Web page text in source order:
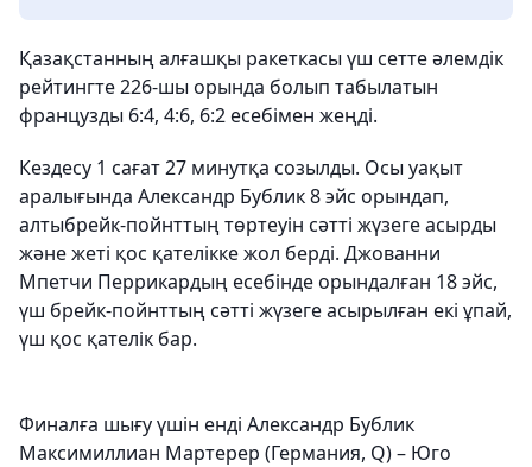
Қазақстанның алғашқы ракеткасы үш сетте әлемдік
рейтингте 226-шы орында болып табылатын
французды 6:4, 4:6, 6:2 есебімен жеңді.
Кездесу 1 сағат 27 минутқа созылды. Осы уақыт
аралығында Александр Бублик 8 эйс орындап,
алтыбрейк-пойнттың төртеуін сәтті жүзеге асырды
және жеті қос қателікке жол берді. Джованни
Мпетчи Перрикардың есебінде орындалған 18 эйс,
үш брейк-пойнттың сәтті жүзеге асырылған екі ұпай,
үш қос қателік бар.
Финалға шығу үшін енді Александр Бублик
Максимиллиан Мартерер (Германия, Q) – Юго